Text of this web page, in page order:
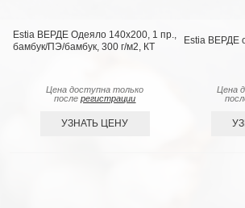
Estia ВЕРДЕ Одеяло 140х200, 1 пр.,
бамбук/ПЭ/бамбук, 300 г/м2, КТ
Цена доступна только
послерегистрации
УЗНАТЬ ЦЕНУ
Estia ВЕРДЕ
Цена